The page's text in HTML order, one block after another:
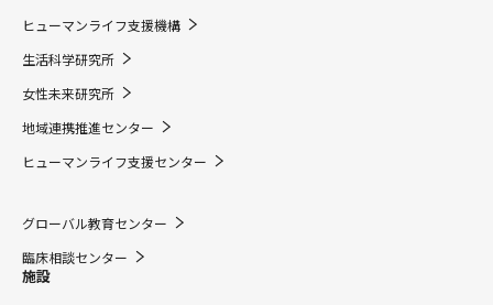
ヒューマンライフ支援機構
生活科学研究所
女性未来研究所
地域連携推進センター
ヒューマンライフ支援センター
グローバル教育センター
臨床相談センター
施設